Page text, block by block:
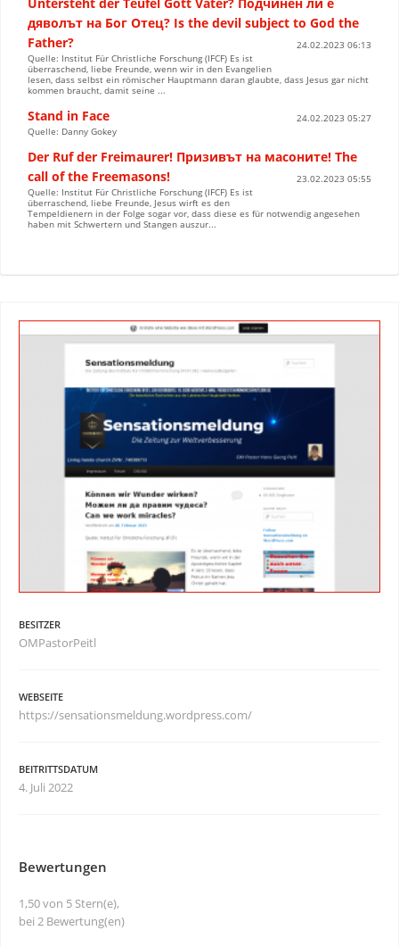
дяволът на Бог Отец? Is the devil subject to God the
Father?
24.02.2023 06:13
Quelle: Institut Für Christliche Forschung (IFCF) Es ist
überraschend, liebe Freunde, wenn wir in den Evangelien
lesen, dass selbst ein römischer Hauptmann daran glaubte, dass Jesus gar nicht
kommen braucht, damit seine ...
Stand in Face
24.02.2023 05:27
Quelle: Danny Gokey
Der Ruf der Freimaurer! Призивът на масоните! The
call of the Freemasons!
23.02.2023 05:55
Quelle: Institut Für Christliche Forschung (IFCF) Es ist
überraschend, liebe Freunde, Jesus wirft es den
Tempeldienern in der Folge sogar vor, dass diese es für notwendig angesehen
haben mit Schwertern und Stangen auszur...
BESITZER
OMPastorPeitl
WEBSEITE
https://sensationsmeldung.wordpress.com/
BEITRITTSDATUM
4. Juli 2022
Bewertungen
1,50 von 5 Stern(e),
bei 2 Bewertung(en)